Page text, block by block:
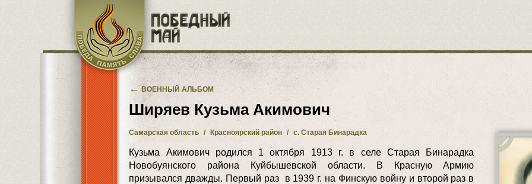
Перейти к основному содержанию
←ВОЕННЫЙ АЛЬБОМ
Ширяев Кузьма Акимович
Самарская область / Красноярский район / с. Старая Бинарадка
Кузьма Акимович родился 1 октября 1913 г. в селе Старая Бинарадка
Новобуянского района Куйбышевской области. В Красную Армию
призывался дважды. Первый раз в 1939 г. на Финскую войну и второй раз в